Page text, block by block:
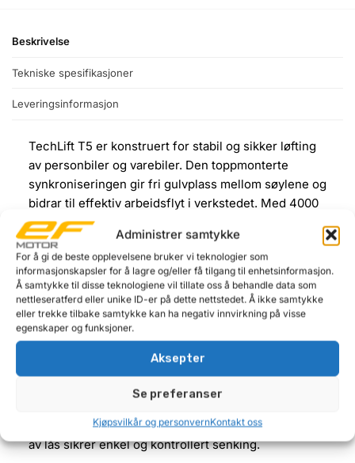
Administrer samtykke
For å gi de beste opplevelsene bruker vi teknologier som
informasjonskapsler for å lagre og/eller få tilgang til enhetsinformasjon.
Å samtykke til disse teknologiene vil tillate oss å behandle data som
nettleseratferd eller unike ID-er på dette nettstedet. Å ikke samtykke
eller trekke tilbake samtykke kan ha negativ innvirkning på visse
egenskaper og funksjoner.
Aksepter
Se preferanser
Kjøpsvilkår og personvernKontakt oss
Beskrivelse
Tekniske spesifikasjoner
Leveringsinformasjon
TechLift T5 er konstruert for stabil og sikker løfting
av personbiler og varebiler. Den toppmonterte
synkroniseringen gir fri gulvplass mellom søylene og
bidrar til effektiv arbeidsflyt i verkstedet. Med 4000
kg kapasitet dekker den et bredt spekter av kjøretøy
i både profesjonelle verksteder og større
hobbygarasjer.
De justerbare løftearmene gir fleksibel tilpasning til
ulike biltyper, mens lave løfteputer på 90 mm gjør
det enkelt å komme til under kjøretøy med lav
bakkeklaring. Medfølgende adaptere på 50 mm og
70 mm gir økt løftehøyde ved behov. Dobbel
hydraulisk sylinder sørger for jevn og stabil
høy sikkerhet under arbeid, og manuell deaktivering
av lås sikrer enkel og kontrollert senking.